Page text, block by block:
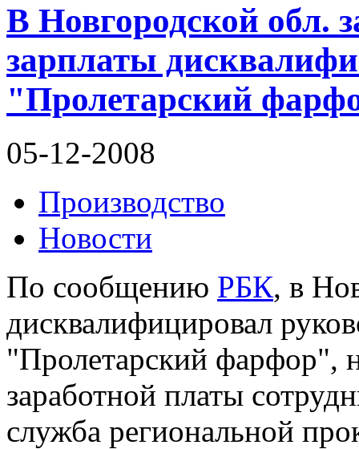
В Новгородской обл.
зарплаты
"Пролетарский
05-12-2008
Производство
Новости
По сообщению РБК, в
дисквалифицировал
"Пролетарский фарфор",
заработной платы
служба региональной